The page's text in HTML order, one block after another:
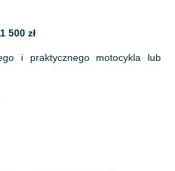
500 zł
i praktycznego motocykla lub